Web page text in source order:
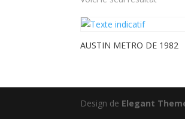
AUSTIN METRO DE 1982
Design de Elegant